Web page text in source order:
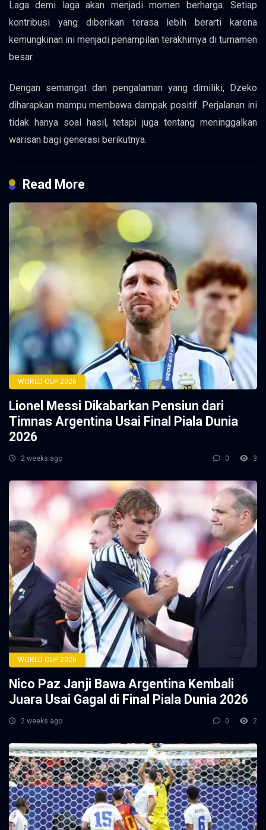
Laga demi laga akan menjadi momen berharga. Setiap
kontribusi yang diberikan terasa lebih berarti karena
kemungkinan ini menjadi penampilan terakhirnya di turnamen
besar.
Dengan semangat dan pengalaman yang dimiliki, Dzeko
diharapkan mampu membawa dampak positif. Perjalanan ini
tidak hanya soal hasil, tetapi juga tentang meninggalkan
warisan bagi generasi berikutnya.
Read More
WORLD CUP 2026
Lionel Messi Dikabarkan Pensiun dari
Timnas Argentina Usai Final Piala Dunia
2026
2 weeks ago 0 3
WORLD CUP 2026
Nico Paz Janji Bawa Argentina Kembali
Juara Usai Gagal di Final Piala Dunia 2026
2 weeks ago 0 2